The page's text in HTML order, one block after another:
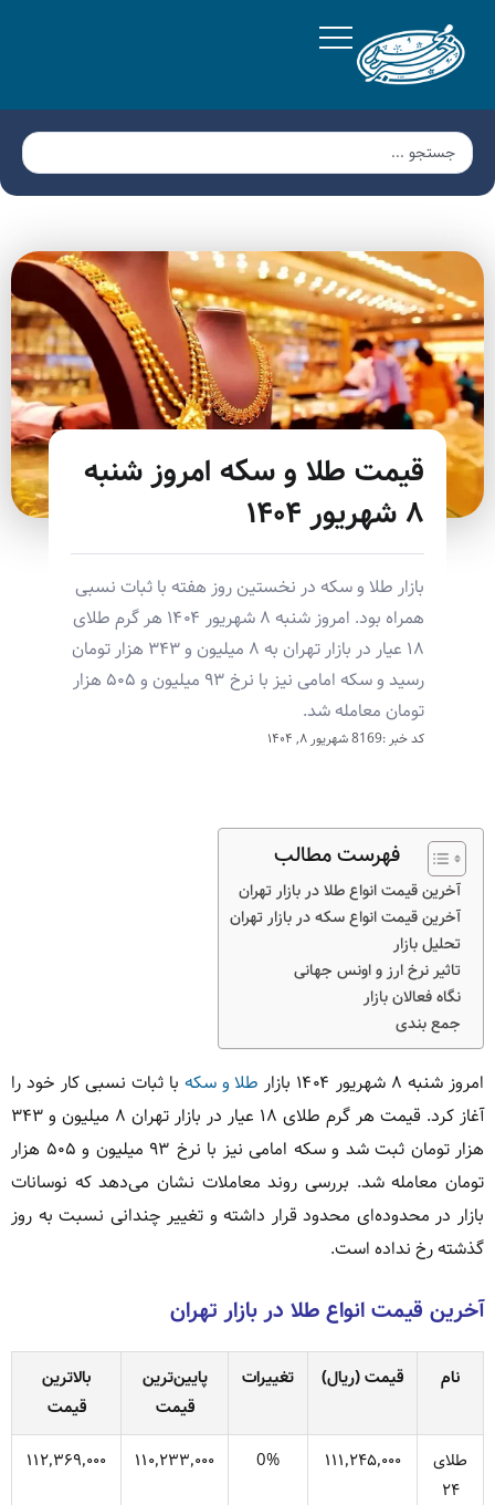
قیمت طلا و سکه امروز شنبه
۸ شهریور ۱۴۰۴
بازار طلا و سکه در نخستین روز هفته با ثبات نسبی
همراه بود. امروز شنبه ۸ شهریور ۱۴۰۴ هر گرم طلای
۱۸ عیار در بازار تهران به ۸ میلیون و ۳۴۳ هزار تومان
رسید و سکه امامی نیز با نرخ ۹۳ میلیون و ۵۰۵ هزار
تومان معامله شد.
کد خبر :8169 شهریور ۸, ۱۴۰۴
فهرست مطالب
آخرین قیمت انواع طلا در بازار تهران
آخرین قیمت انواع سکه در بازار تهران
تحلیل بازار
تاثیر نرخ ارز و اونس جهانی
نگاه فعالان بازار
جمع بندی
امروز شنبه ۸ شهریور ۱۴۰۴ بازار طلا و سکه با ثبات نسبی کار خود را
آغاز کرد. قیمت هر گرم طلای ۱۸ عیار در بازار تهران ۸ میلیون و ۳۴۳
هزار تومان ثبت شد و سکه امامی نیز با نرخ ۹۳ میلیون و ۵۰۵ هزار
تومان معامله شد. بررسی روند معاملات نشان می‌دهد که نوسانات
بازار در محدوده‌ای محدود قرار داشته و تغییر چندانی نسبت به روز
گذشته رخ نداده است.
آخرین قیمت انواع طلا در بازار تهران
نام قیمت (ریال) تغییرات
پایین‌ترین
قیمت
بالاترین
قیمت
طلای
۲۴
۱۱۱٬۲۴۵٬۰۰۰ 0% ۱۱۰٬۲۳۳٬۰۰۰ ۱۱۲٬۳۶۹٬۰۰۰